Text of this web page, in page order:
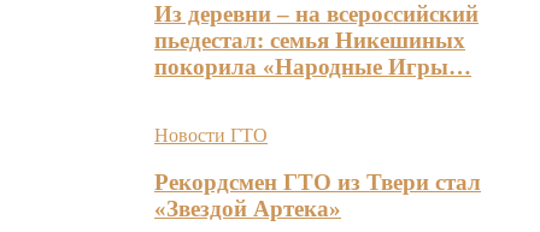
Из деревни – на всероссийский
пьедестал: семья Никешиных
покорила «Народные Игры…
Новости ГТО
Рекордсмен ГТО из Твери стал
«Звездой Артека»